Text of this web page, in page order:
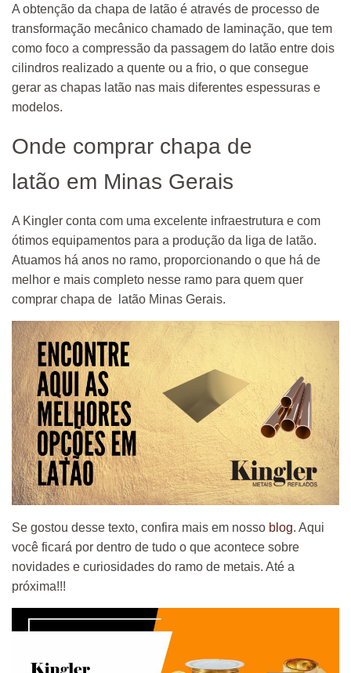
A obtenção da chapa de latão é através de processo de
transformação mecânico chamado de laminação, que tem
como foco a compressão da passagem do latão entre dois
cilindros realizado a quente ou a frio, o que consegue
gerar as chapas latão nas mais diferentes espessuras e
modelos.
Onde comprar chapa de
latão em Minas Gerais
A Kingler conta com uma excelente infraestrutura e com
ótimos equipamentos para a produção da liga de latão.
Atuamos há anos no ramo, proporcionando o que há de
melhor e mais completo nesse ramo para quem quer
comprar chapa de latão Minas Gerais.
Se gostou desse texto, confira mais em nosso blog. Aqui
você ficará por dentro de tudo o que acontece sobre
novidades e curiosidades do ramo de metais. Até a
próxima!!!